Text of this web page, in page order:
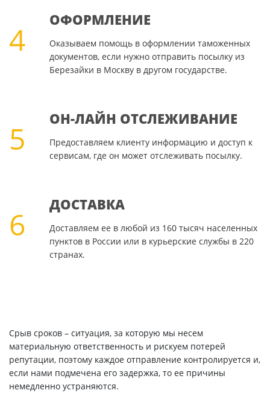
4
ОФОРМЛЕНИЕ
Оказываем помощь в оформлении таможенных
документов, если нужно отправить посылку из
Березайки в Москву в другом государстве.
5
ОН-ЛАЙН ОТСЛЕЖИВАНИЕ
Предоставляем клиенту информацию и доступ к
сервисам, где он может отслеживать посылку.
6
ДОСТАВКА
Доставляем ее в любой из 160 тысяч населенных
пунктов в России или в курьерские службы в 220
странах.
Срыв сроков – ситуация, за которую мы несем
материальную ответственность и рискуем потерей
репутации, поэтому каждое отправление контролируется и,
если нами подмечена его задержка, то ее причины
немедленно устраняются.